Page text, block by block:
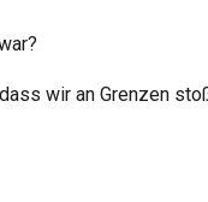
wir an Grenzen